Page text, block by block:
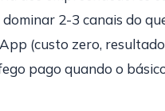
2-3 canais do
(custo zero,
pago quando o